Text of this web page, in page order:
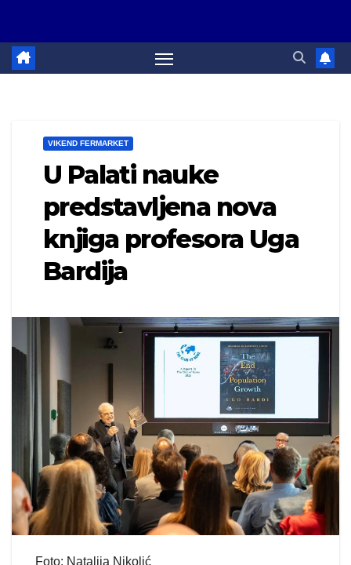
VIKEND FERMARKET
U Palati nauke
predstavljena nova
knjiga profesora Uga
Bardija
Foto: Natalija Nikolić